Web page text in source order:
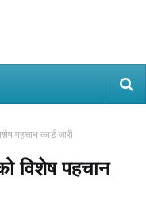
पहचान कार्ड जारी
विशेष पहचान